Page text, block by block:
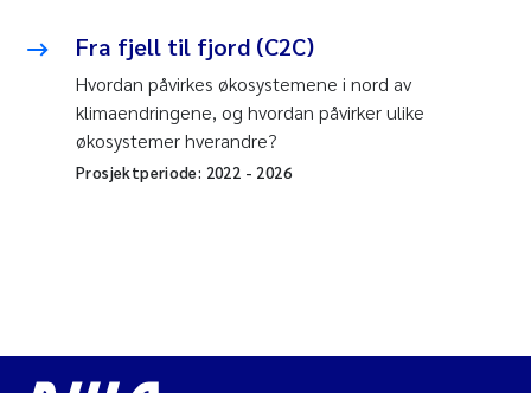
Fra fjell til fjord (C2C)
Hvordan påvirkes økosystemene i nord av
klimaendringene, og hvordan påvirker ulike
økosystemer hverandre?
Prosjektperiode: 2022 - 2026